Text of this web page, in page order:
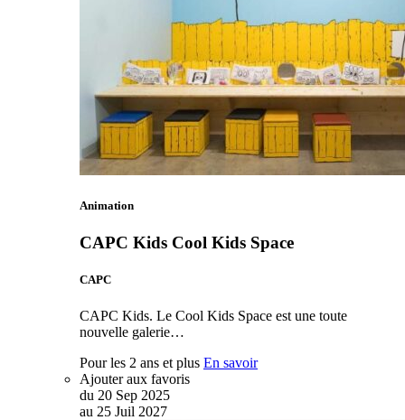
Animation
CAPC Kids Cool Kids Space
CAPC
CAPC Kids. Le Cool Kids Space est une toute
nouvelle galerie…
Pour les 2 ans et plus En savoir
Ajouter aux favoris
du 20 Sep 2025
au 25 Juil 2027